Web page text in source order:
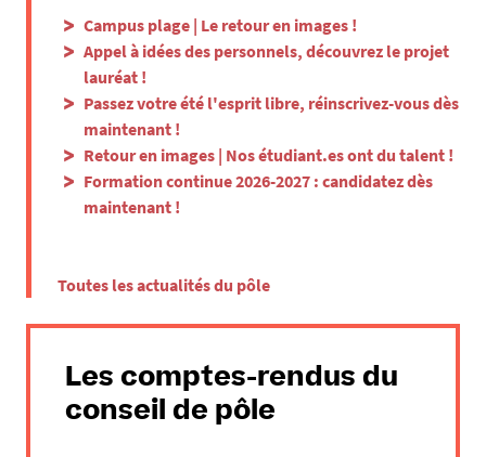
Campus plage | Le retour en images !
Appel à idées des personnels, découvrez le projet
lauréat !
Passez votre été l'esprit libre, réinscrivez-vous dès
maintenant !
Retour en images | Nos étudiant.es ont du talent !
Formation continue 2026-2027 : candidatez dès
maintenant !
Toutes les actualités du pôle
Les comptes-rendus du
conseil de pôle